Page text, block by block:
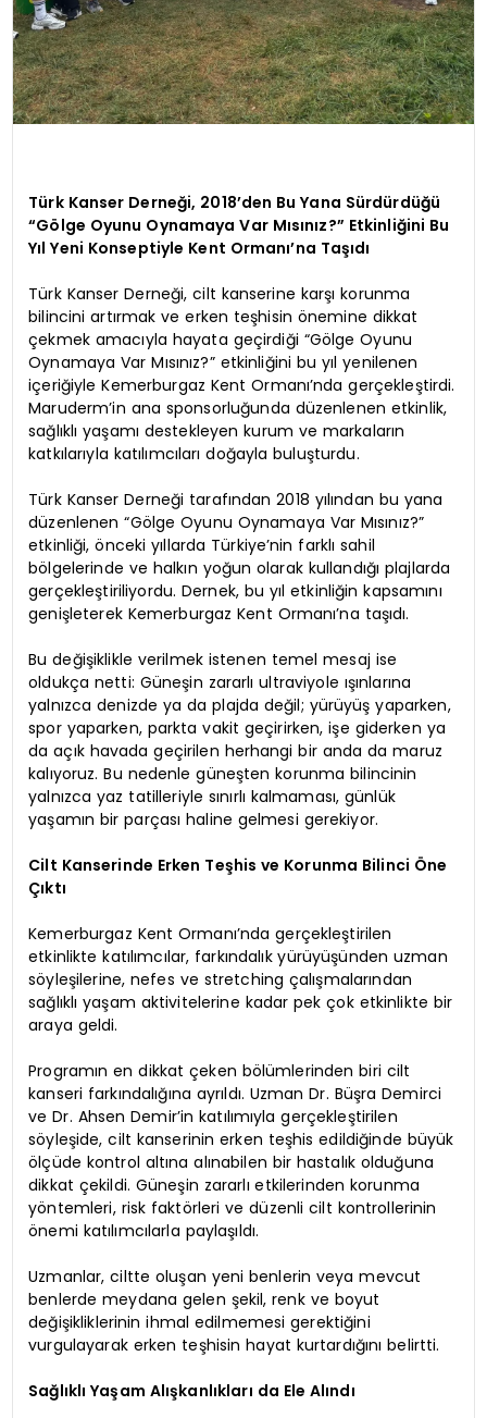
Türk Kanser Derneği, 2018’den Bu Yana Sürdürdüğü
“Gölge Oyunu Oynamaya Var Mısınız?” Etkinliğini Bu
Yıl Yeni Konseptiyle Kent Ormanı’na Taşıdı
Türk Kanser Derneği, cilt kanserine karşı korunma
bilincini artırmak ve erken teşhisin önemine dikkat
çekmek amacıyla hayata geçirdiği “Gölge Oyunu
Oynamaya Var Mısınız?” etkinliğini bu yıl yenilenen
içeriğiyle Kemerburgaz Kent Ormanı’nda gerçekleştirdi.
Maruderm’in ana sponsorluğunda düzenlenen etkinlik,
sağlıklı yaşamı destekleyen kurum ve markaların
katkılarıyla katılımcıları doğayla buluşturdu.
Türk Kanser Derneği tarafından 2018 yılından bu yana
düzenlenen “Gölge Oyunu Oynamaya Var Mısınız?”
etkinliği, önceki yıllarda Türkiye’nin farklı sahil
bölgelerinde ve halkın yoğun olarak kullandığı plajlarda
gerçekleştiriliyordu. Dernek, bu yıl etkinliğin kapsamını
genişleterek Kemerburgaz Kent Ormanı’na taşıdı.
Bu değişiklikle verilmek istenen temel mesaj ise
oldukça netti: Güneşin zararlı ultraviyole ışınlarına
yalnızca denizde ya da plajda değil; yürüyüş yaparken,
spor yaparken, parkta vakit geçirirken, işe giderken ya
da açık havada geçirilen herhangi bir anda da maruz
kalıyoruz. Bu nedenle güneşten korunma bilincinin
yalnızca yaz tatilleriyle sınırlı kalmaması, günlük
yaşamın bir parçası haline gelmesi gerekiyor.
Cilt Kanserinde Erken Teşhis ve Korunma Bilinci Öne
Çıktı
Kemerburgaz Kent Ormanı’nda gerçekleştirilen
etkinlikte katılımcılar, farkındalık yürüyüşünden uzman
söyleşilerine, nefes ve stretching çalışmalarından
sağlıklı yaşam aktivitelerine kadar pek çok etkinlikte bir
araya geldi.
Programın en dikkat çeken bölümlerinden biri cilt
kanseri farkındalığına ayrıldı. Uzman Dr. Büşra Demirci
ve Dr. Ahsen Demir’in katılımıyla gerçekleştirilen
söyleşide, cilt kanserinin erken teşhis edildiğinde büyük
ölçüde kontrol altına alınabilen bir hastalık olduğuna
dikkat çekildi. Güneşin zararlı etkilerinden korunma
yöntemleri, risk faktörleri ve düzenli cilt kontrollerinin
önemi katılımcılarla paylaşıldı.
Uzmanlar, ciltte oluşan yeni benlerin veya mevcut
benlerde meydana gelen şekil, renk ve boyut
değişikliklerinin ihmal edilmemesi gerektiğini
vurgulayarak erken teşhisin hayat kurtardığını belirtti.
Sağlıklı Yaşam Alışkanlıkları da Ele Alındı